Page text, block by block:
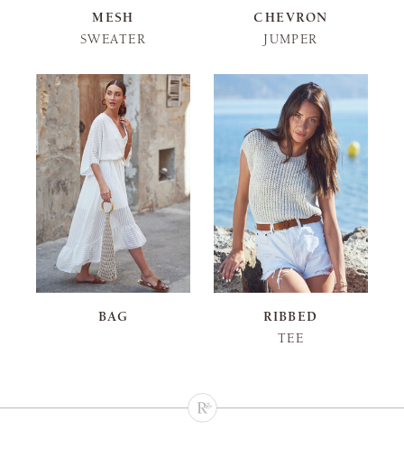
MESH
SWEATER
CHEVRON
JUMPER
BAG
RIBBED
TEE